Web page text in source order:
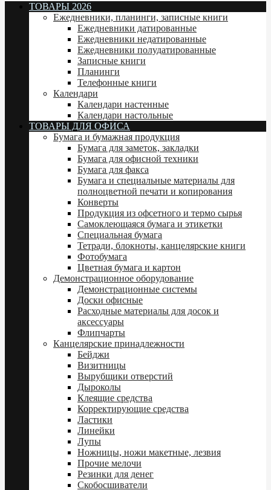
ТОВАРЫ 2026
Ежедневники, планинги, записные книги
Ежедневники датированные
Ежедневники недатированные
Ежедневники полудатированные
Записные книги
Планинги
Телефонные книги
Календари
Календари настенные
Календари настольные
ТОВАРЫ ДЛЯ ОФИСА
Бумага и бумажная продукция
Бумага для заметок, закладки
Бумага для офисной техники
Бумага для факса
Бумага и специальные материалы для
полноцветной печати и копирования
Конверты
Продукция из офсетного и термо сырья
Самоклеющаяся бумага и этикетки
Специальная бумага
Тетради, блокноты, канцелярские книги
Фотобумага
Цветная бумага и картон
Демонстрационное оборудование
Демонстрационные системы
Доски офисные
Расходные материалы для досок и
аксессуары
Флипчарты
Канцелярские принадлежности
Бейджи
Визитницы
Вырубщики отверстий
Дыроколы
Клеящие средства
Корректирующие средства
Ластики
Линейки
Лупы
Ножницы, ножи макетные, лезвия
Прочие мелочи
Резинки для денег
Скобосшиватели